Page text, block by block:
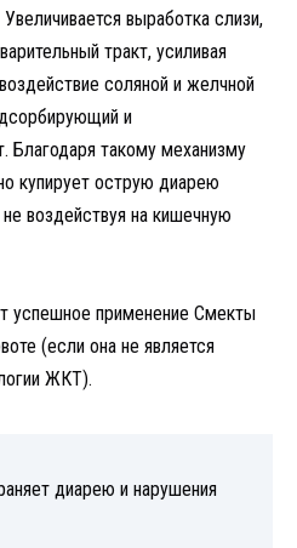
выработка слизи,
тракт, усиливая
соляной и желчной
и
Благодаря такому механизму
купирует острую диарею
воздействуя на кишечную
успешное применение Смекты
(если она не является
ЖКТ).
диарею и нарушения